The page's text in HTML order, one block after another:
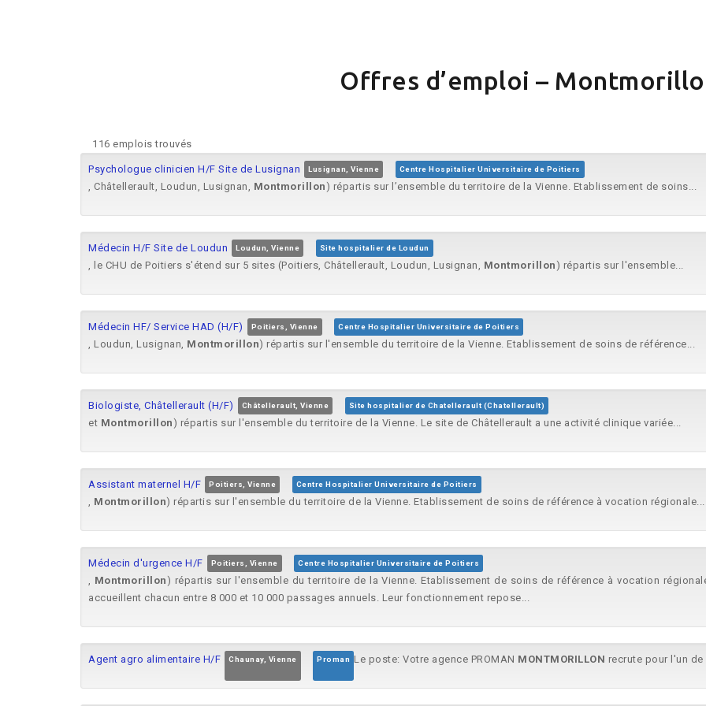
Offres d’emploi –
116 emplois trouvés
Psychologue clinicien H/F Site de Lusignan Lusignan, Vienne Centre Hospitalier Universitaire de Poitiers
, Châtellerault, Loudun, Lusignan, Montmorillon ) répartis sur l’ensemble du territoire de la Vienne. Etablissement de soins...
Médecin H/F Site de Loudun Loudun, Vienne Site hospitalier de Loudun
, le CHU de Poitiers s'étend sur 5 sites (Poitiers, Châtellerault, Loudun, Lusignan, Montmorillon ) répartis sur l'ensemble...
Médecin HF/ Service HAD (H/F) Poitiers, Vienne Centre Hospitalier Universitaire de Poitiers
, Loudun, Lusignan, Montmorillon) répartis sur l'ensemble du territoire de la Vienne. Etablissement de soins de référence...
Biologiste, Châtellerault (H/F) Châtellerault, Vienne Site hospitalier de Chatellerault (Chatellerault)
et Montmorillon ) répartis sur l'ensemble du territoire de la Vienne. Le site de Châtellerault a une activité clinique variée...
Assistant maternel H/F Poitiers, Vienne Centre Hospitalier Universitaire de Poitiers
, Montmorillon) répartis sur l'ensemble du territoire de la Vienne. Etablissement de soins de référence à vocation régionale...
Médecin d'urgence H/F Poitiers, Vienne Centre Hospitalier Universitaire de Poitiers
, Montmorillon ) répartis sur l'ensemble du territoire de la Vienne. Etablissement de soins de référence à vocation
accueillent chacun entre 8 000 et 10 000 passages annuels. Leur fonctionnement repose...
Agent agro alimentaire H/F Chaunay, Vienne Proman Le poste: Votre agence PROMAN MONTMORILLON recrute pour l'un